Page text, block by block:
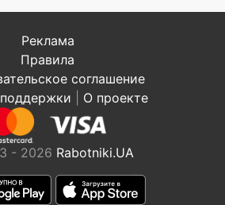
Реклама
Правила
соглашение
О проекте
- 2026 Rabotniki.UA